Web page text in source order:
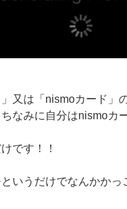
」又は「nismoカード」
なみに自分はnismoカ
です！！
いうだけでなんかかっ